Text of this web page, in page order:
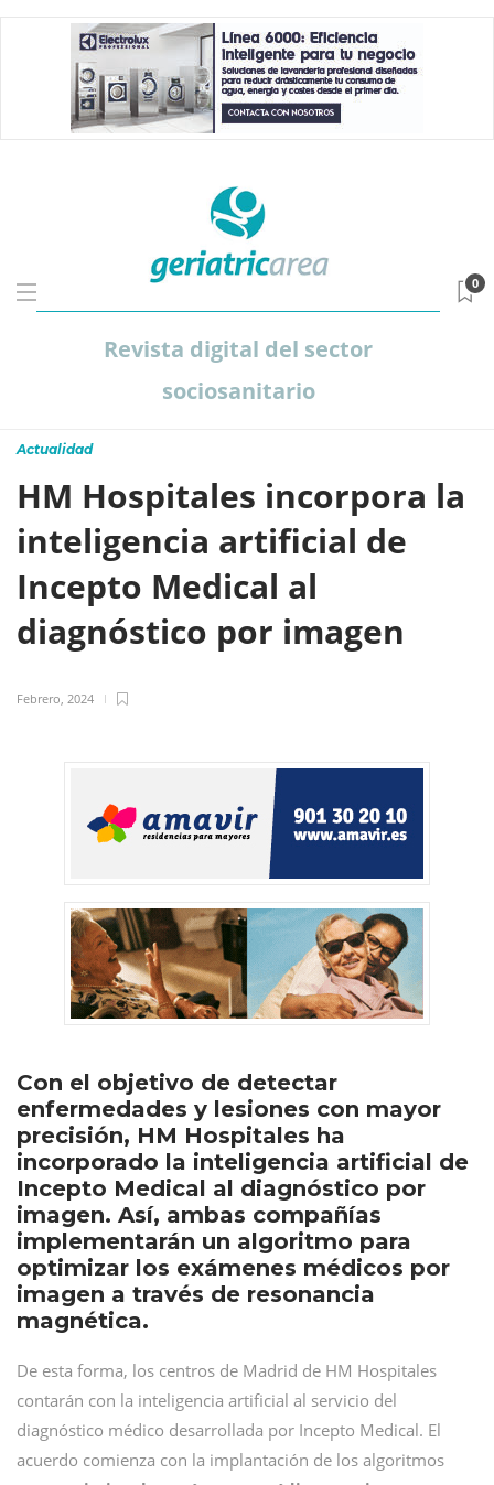
Revista digital del sector
sociosanitario
0
Actualidad
HM Hospitales incorpora la
inteligencia artificial de
Incepto Medical al
diagnóstico por imagen
Febrero, 2024
Con el objetivo de detectar
enfermedades y lesiones con mayor
precisión, HM Hospitales ha
incorporado la inteligencia artificial de
Incepto Medical al diagnóstico por
imagen. Así, ambas compañías
implementarán un algoritmo para
optimizar los exámenes médicos por
imagen a través de resonancia
magnética.
De esta forma, los centros de Madrid de HM Hospitales
contarán con la inteligencia artificial al servicio del
diagnóstico médico desarrollada por Incepto Medical. El
acuerdo comienza con la implantación de los algoritmos